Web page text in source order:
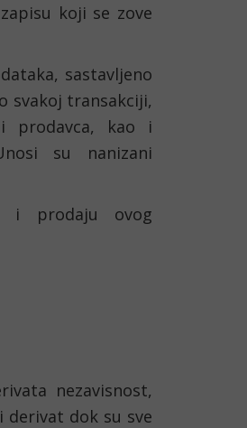
koji se zove
sastavljeno
svakoj transakciji,
prodavca, kao i
su nanizani
i prodaju ovog
nezavisnost,
dok su sve